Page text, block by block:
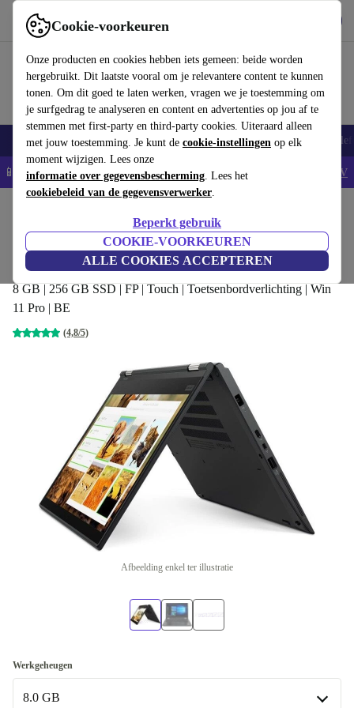
Cookie-voorkeuren
Onze producten en cookies hebben iets gemeen: beide worden
hergebruikt. Dit laatste vooral om je relevantere content te kunnen
tonen. Om dit goed te laten werken, vragen we je toestemming om
je surfgedrag te analyseren en content en advertenties op jou af te
stemmen met first-party en third-party cookies. Uiteraard alleen
met jouw toestemming. Je kunt de cookie-instellingen op elk
moment wijzigen. Lees onze
informatie over gegevensbescherming. Lees het
cookiebeleid van de gegevensverwerker.
Beperkt gebruik
COOKIE-VOORKEUREN
ALLE COOKIES ACCEPTEREN
Gebruik refurbed snel en eenvoudig
Smartphones Laptops Tablets Smartwatches Accessoires
📱5% EXTRA korting op alle iPhones – Code: IPHONEDEAL - AV
Lenovo ThinkPad Yoga X380 | i5-8350U |
13.3-inch
8 GB | 256 GB SSD | FP | Touch | Toetsenbordverlichting | Win
11 Pro | BE
(4,8/5)
Afbeelding enkel ter illustratie
Werkgeheugen
8.0 GB